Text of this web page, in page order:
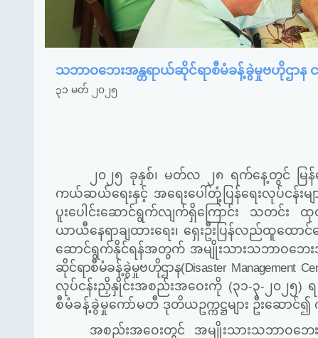
သဘာဝဘေးအန္တရာယ်ဆိုင်ရာစီမံခန့်ခွဲမှုဗဟိုဌာန
၃၁ မတ် ၂၀၂၅
၂၀၂၅ ခုနှစ်၊ မတ်လ ၂၈ ရက်နေ့တွင် မြ
ကယ်ဆယ်ရေးနှင့် အရေးပေါ်တုံ့ပြန်ရေးလုပ်ငန်
ပူးပေါင်းဆောင်ရွက်လျက်ရှိကြောင်း သတင်း ထု
ယာယီနေရာချထားရေး၊ ရှေးဦးပြန်လည်ထူထေ
ဆောင်ရွက်နိုင်ရန်အတွက် အမျိုးသားသဘာဝဘေး
ဆိုင်ရာစီမံခန့်ခွဲမှုဗဟိုဌာန(Disaster Management
လုပ်ငန်းညှိနှိုင်းအစည်းအဝေးကို (၃၁-၃- ၂၀၂၅)
စီမံခန့်ခွဲမှုကော်မတီ ဒုတိယဥက္ကဋ္ဌများ ဦးဆောင်
အစည်းအဝေးတွင် အမျိုးသားသဘာဝဘေ